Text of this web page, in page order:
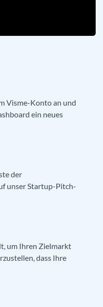
Visme-Konto an und
ein neues
der
unser Startup-Pitch-
um Ihren Zielmarkt
dass Ihre